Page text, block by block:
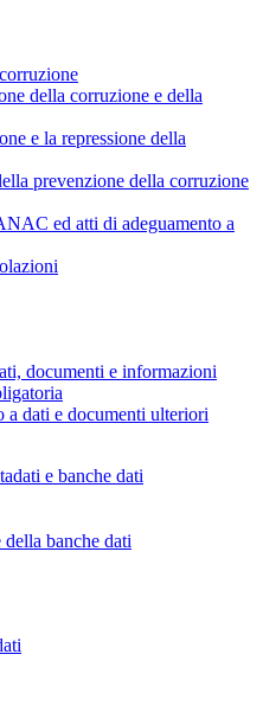
della corruzione e della
e la repressione della
prevenzione della corruzione
ed atti di adeguamento a
documenti e informazioni
a dati e documenti ulteriori
e banche dati
banche dati